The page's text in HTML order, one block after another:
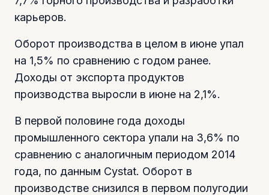
карьеров.
Оборот производства в целом в июне упал
на 1,5% по сравнению с годом ранее.
Доходы от экспорта продуктов
производства выросли в июне на 2,1%.
В первой половине года доходы
промышленного сектора упали на 3,6% по
сравнению с аналогичным периодом 2014
года, по данным Cystat. Оборот в
производстве снизился в первом полугодии